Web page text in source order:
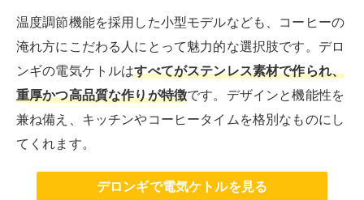
温度調節機能を採用した小型モデルなども、コーヒーの
淹れ方にこだわる人にとって魅力的な選択肢です。デロ
ンギの電気ケトルはすべてがステンレス素材で作られ、
重厚かつ高品質な作りが特徴です。デザインと機能性を
兼ね備え、キッチンやコーヒータイムを格別なものにし
てくれます。
デロンギで電気ケトルを見る